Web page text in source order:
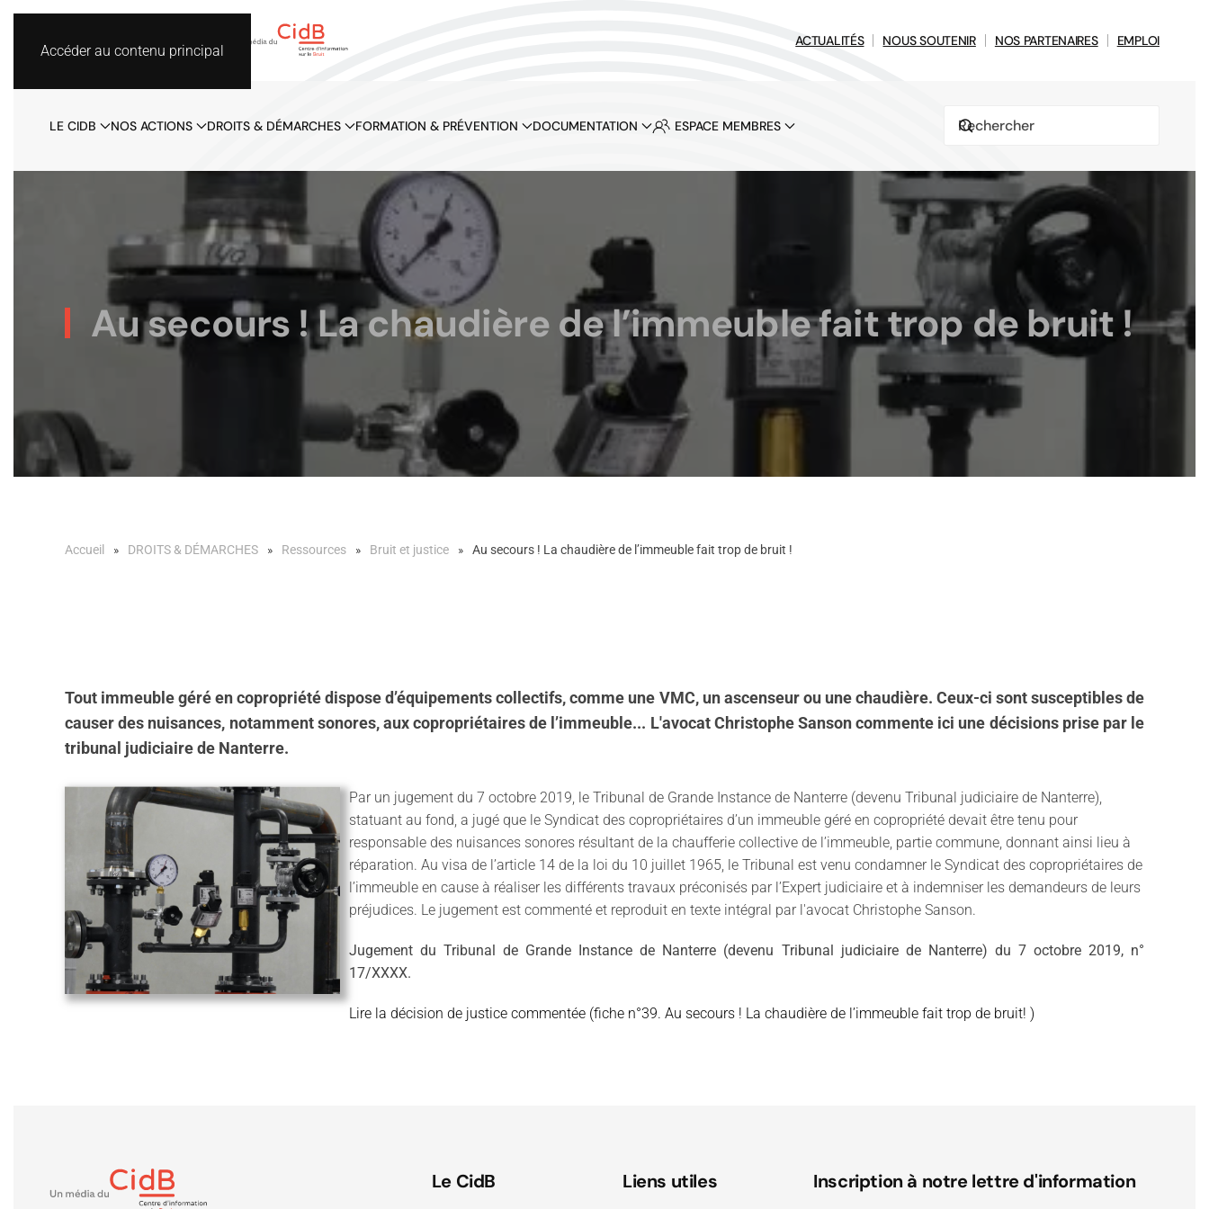
Accéder au contenu principal
ACTUALITÉS NOUS SOUTENIR NOS PARTENAIRES EMPLOI
LE CIDB NOS ACTIONS DROITS & DÉMARCHES FORMATION & PRÉVENTION DOCUMENTATION ESPACE MEMBRES
Au secours ! La chaudière de l’immeuble fait trop de bruit !
Accueil DROITS & DÉMARCHES Ressources Bruit et justice Au secours ! La chaudière de l’immeuble fait trop de bruit !
Tout immeuble géré en copropriété dispose d’équipements collectifs, comme une VMC, un ascenseur ou une chaudière. Ceux-ci sont susceptibles de
causer des nuisances, notamment sonores, aux copropriétaires de l’immeuble... L'avocat Christophe Sanson commente ici une décisions prise par le
tribunal judiciaire de Nanterre.
Par un jugement du 7 octobre 2019, le Tribunal de Grande Instance de Nanterre (devenu Tribunal judiciaire de Nanterre),
statuant au fond, a jugé que le Syndicat des copropriétaires d’un immeuble géré en copropriété devait être tenu pour
responsable des nuisances sonores résultant de la chaufferie collective de l’immeuble, partie commune, donnant ainsi lieu à
réparation. Au visa de l’article 14 de la loi du 10 juillet 1965, le Tribunal est venu condamner le Syndicat des copropriétaires de
l’immeuble en cause à réaliser les différents travaux préconisés par l’Expert judiciaire et à indemniser les demandeurs de leurs
préjudices. Le jugement est commenté et reproduit en texte intégral par l'avocat Christophe Sanson.
Jugement du Tribunal de Grande Instance de Nanterre (devenu Tribunal judiciaire de Nanterre) du 7 octobre 2019, n°
17/XXXX.
Lire la décision de justice commentée (fiche n°39. Au secours ! La chaudière de l’immeuble fait trop de bruit! )
Le CidB Liens utiles Inscription à notre lettre d'information